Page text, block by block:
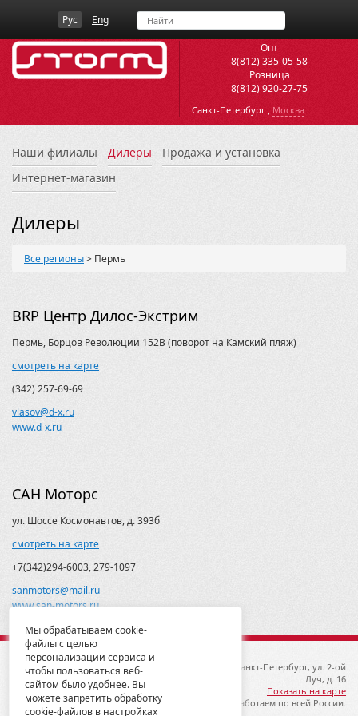
Рус Eng
Опт
8(812) 335-05-58
Розница
8(812) 920-27-75
Санкт-Петербург , Москва
Наши филиалы Дилеры
Продажа и установка
Интернет-магазин
Дилеры
Все регионы> Пермь
BRP Центр Дилос-Экстрим
Пермь, Борцов Революции 152В (поворот на Камский пляж)
смотреть на карте
(342) 257-69-69
vlasov@d-x.ru
www.d-x.ru
САН Моторс
ул. Шоссе Космонавтов, д. 393б
смотреть на карте
+7(342)294-6003, 279-1097
sanmotors@mail.ru
www.san-motors.ru
© 2012-2026 ГК Металлопродукция
192019, Санкт-Петербург, ул. 2-ой
Луч, д. 16
Показать на карте
Мы работаем по всей России.
Мы обрабатываем cookie-
файлы с целью
персонализации сервиса и
чтобы пользоваться веб-
сайтом было удобнее. Вы
можете запретить обработку
cookie-файлов в настройках